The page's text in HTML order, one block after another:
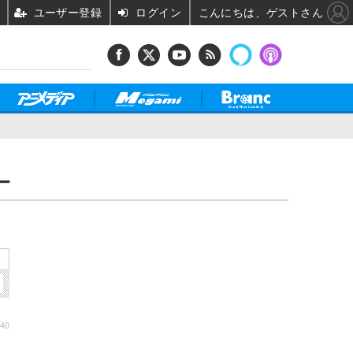
ユーザー登録 ログイン こんにちは、ゲストさん